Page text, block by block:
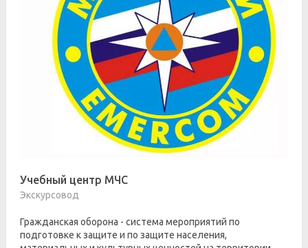
Учебный центр МЧС
Экскурсовод
Гражданская оборона - система мероприятий по
подготовке к защите и по защите населения,